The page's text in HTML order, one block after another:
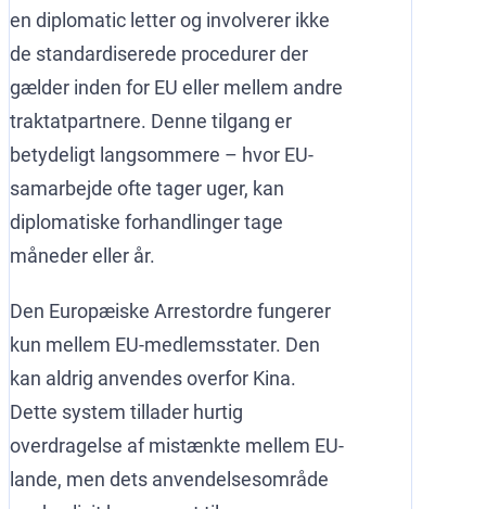
en diplomatic letter og involverer ikke
de standardiserede procedurer der
gælder inden for EU eller mellem andre
traktatpartnere. Denne tilgang er
betydeligt langsommere – hvor EU-
samarbejde ofte tager uger, kan
diplomatiske forhandlinger tage
måneder eller år.
Den Europæiske Arrestordre fungerer
kun mellem EU-medlemsstater. Den
kan aldrig anvendes overfor Kina.
Dette system tillader hurtig
overdragelse af mistænkte mellem EU-
lande, men dets anvendelsesområde